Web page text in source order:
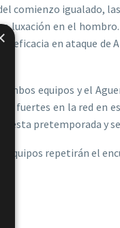
comienzo igualado,
luxación en el
eficacia en ataque
equipos y el
fuertes en la red en
esta pretemporada y
equipos repetirán el